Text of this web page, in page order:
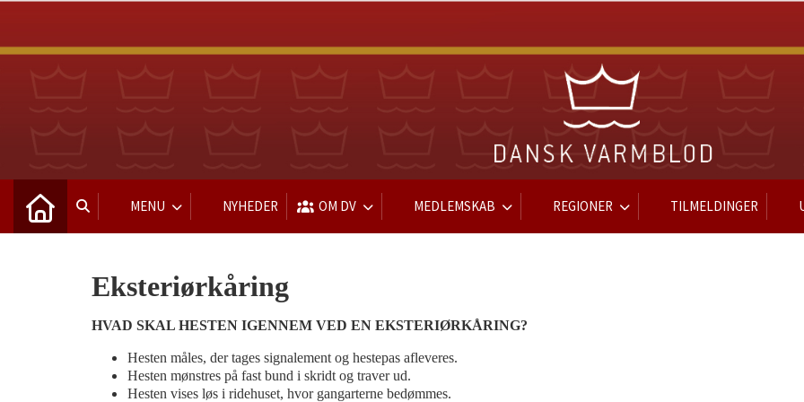
MENU NYHEDER OM DV MEDLEMSKAB REGIONER TILMELDINGER
Eksteriørkåring
HVAD SKAL HESTEN IGENNEM VED EN EKSTERIØRKÅRING?
Hesten måles, der tages signalement og hestepas afleveres.
Hesten mønstres på fast bund i skridt og traver ud.
Hesten vises løs i ridehuset, hvor gangarterne bedømmes.